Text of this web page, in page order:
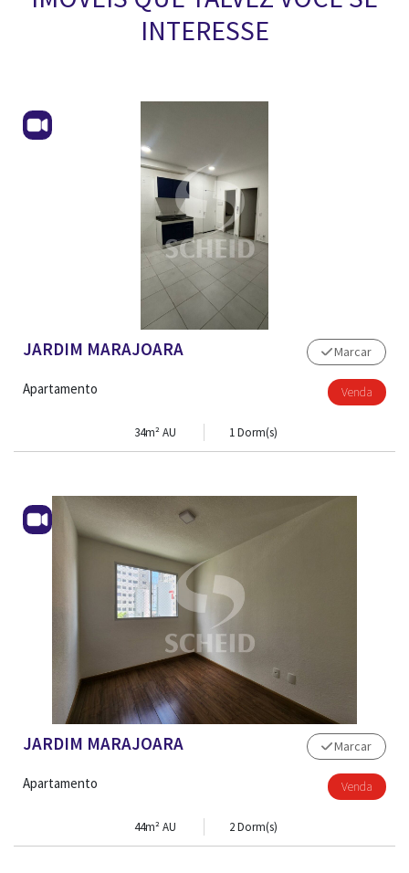
INTERESSE
JARDIM MARAJOARA
Apartamento
Marcar
Venda
34m² AU 1 Dorm(s)
JARDIM MARAJOARA
Apartamento
Marcar
Venda
44m² AU 2 Dorm(s)